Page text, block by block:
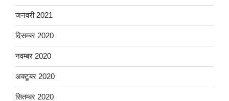
जनवरी 2021
दिसम्बर 2020
नवम्बर 2020
अक्टूबर 2020
सितम्बर 2020